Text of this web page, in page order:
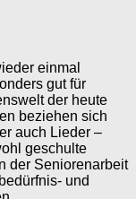
einmal
gut für
der heute
beziehen sich
auch Lieder –
geschulte
der Seniorenarbeit
und